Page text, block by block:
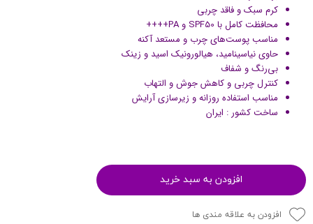
کرم سبک و فاقد چربی
محافظت کامل با SPF50 و PA++++
مناسب پوست‌های چرب و مستعد آکنه
حاوی نیاسینامید، هیالورونیک اسید و زینک
بی‌رنگ و شفاف
کنترل چربی و کاهش جوش و التهاب
مناسب استفاده روزانه و زیرسازی آرایش
ساخت کشور : ایران
افزودن به سبد خرید
افزودن به علاقه مندی ها